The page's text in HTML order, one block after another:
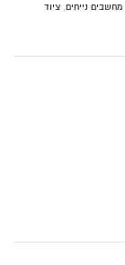
מחשבים נייחים, ציוד